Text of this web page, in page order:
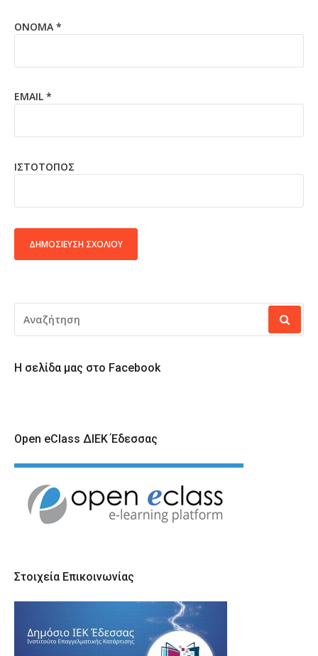
ΌΝΟΜΑ *
EMAIL *
ΙΣΤΌΤΟΠΟΣ
ΓΙΑ:
Η σελίδα μας στο Facebook
Open eClass ΔΙΕΚ Έδεσσας
Στοιχεία Επικοινωνίας